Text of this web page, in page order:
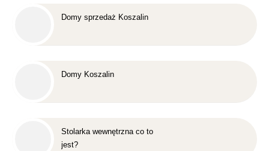
Domy sprzedaż Koszalin
Domy Koszalin
Stolarka wewnętrzna co to
jest?